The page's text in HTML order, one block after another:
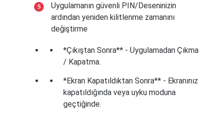
Uygulamanın güvenli PIN/Deseninizin
ardından yeniden kilitlenme zamanını
değiştirme
*Çıkıştan Sonra** - Uygulamadan Çıkma
/ Kapatma.
*Ekran Kapatıldıktan Sonra** - Ekranınız
kapatıldığında veya uyku moduna
geçtiğinde.